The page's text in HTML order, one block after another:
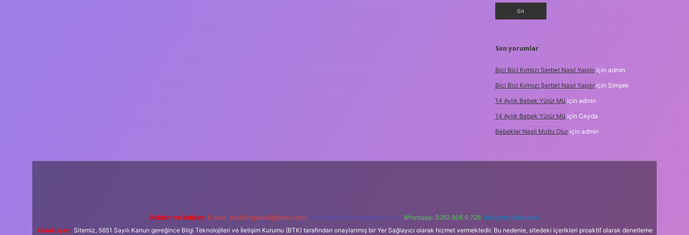
Son yorumlar
Bici Bici Kırmızı Şerbet Nasıl Yapılıriçin admin
Bici Bici Kırmızı Şerbet Nasıl Yapılıriçin Şimşek
14 Aylık Bebek Yürür Mü için admin
14 Aylık Bebek Yürür Mü için Ceyda
Bebekler Nasil Mutlu Oluriçin admin
Reklam ve İletişim: E-mail: backlinkpaneli@gmail.com Teams: forumhizmeti@gmail.com Whatsapp: 0262 606 0 726 Telegram: @karabul
Yasal Uyarı: Sitemiz, 5651 Sayılı Kanun gereğince Bilgi Teknolojileri ve İletişim Kurumu (BTK) tarafından onaylanmış bir Yer Sağlayıcı olarak hizmet vermektedir. Bu nedenle, sitedeki içerikleri proaktif olarak denetleme